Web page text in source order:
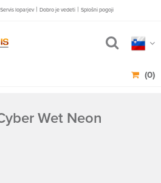
Servis loparjev | Dobro je vedeti | Splošni pogoji
(0)
Wet Neon